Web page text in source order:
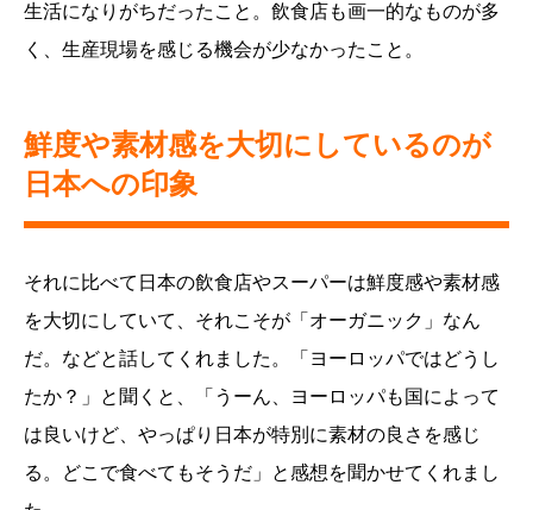
生活になりがちだったこと。飲食店も画一的なものが多
く、生産現場を感じる機会が少なかったこと。
鮮度や素材感を大切にしているのが
日本への印象
それに比べて日本の飲食店やスーパーは鮮度感や素材感
を大切にしていて、それこそが「オーガニック」なん
だ。などと話してくれました。「ヨーロッパではどうし
たか？」と聞くと、「うーん、ヨーロッパも国によって
は良いけど、やっぱり日本が特別に素材の良さを感じ
る。どこで食べてもそうだ」と感想を聞かせてくれまし